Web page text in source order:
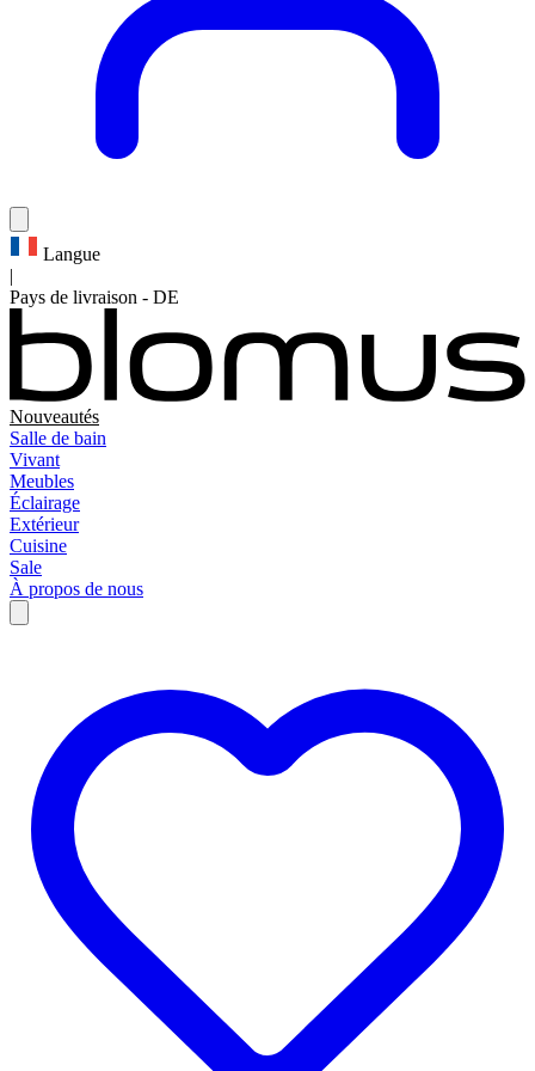
Langue
|
Pays de livraison - DE
Nouveautés
Salle de bain
Vivant
Meubles
Éclairage
Extérieur
Cuisine
Sale
À propos de nous